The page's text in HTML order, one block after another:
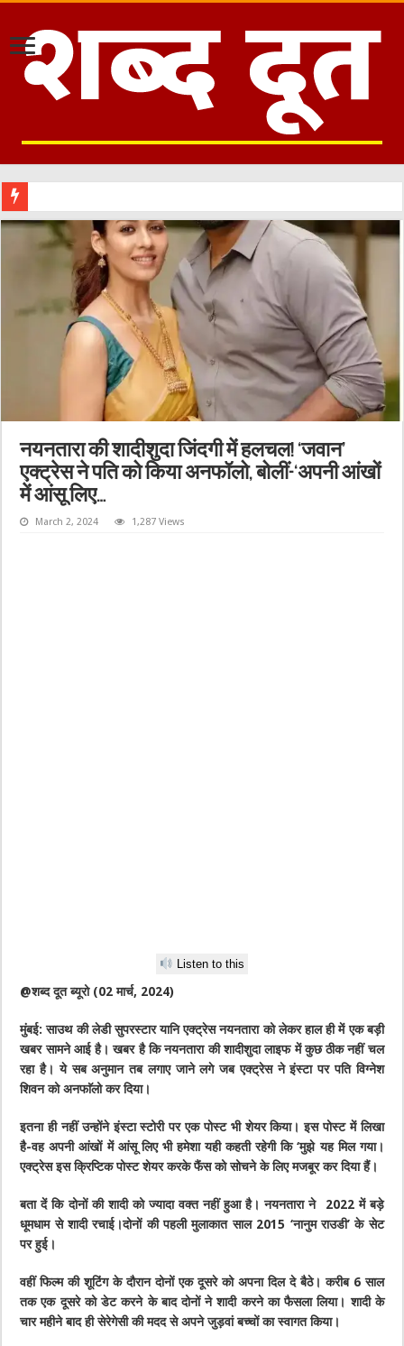
नयनतारा की शादीशुदा जिंदगी में हलचल! ‘जवान’
एक्ट्रेस ने पति को किया अनफॉलो, बोलीं-‘अपनी आंखों
में आंसू लिए…
March 2, 2024 1,287 Views
Listen to this
@शब्द दूत ब्यूरो (02 मार्च, 2024)
मुंबई: साउथ की लेडी सुपरस्टार यानि एक्ट्रेस नयनतारा को लेकर हाल ही में एक बड़ी
खबर सामने आई है। खबर है कि नयनतारा की शादीशुदा लाइफ में कुछ ठीक नहीं चल
रहा है। ये सब अनुमान तब लगाए जाने लगे जब एक्ट्रेस ने इंस्टा पर पति विग्नेश
शिवन को अनफाॅलो कर दिया।
इतना ही नहीं उन्होंने इंस्टा स्टोरी पर एक पोस्ट भी शेयर किया। इस पोस्ट में लिखा
है-वह अपनी आंखों में आंसू लिए भी हमेशा यही कहती रहेगी कि ‘मुझे यह मिल गया।
एक्ट्रेस इस क्रिप्टिक पोस्ट शेयर करके फैंस को सोचने के लिए मजबूर कर दिया हैं।
बता दें कि दोनों की शादी को ज्यादा वक्त नहीं हुआ है। नयनतारा ने 2022 में बड़े
धूमधाम से शादी रचाई।दोनों की पहली मुलाकात साल 2015 ‘नानुम राउडी’ के सेट
पर हुई।
वहीं फिल्म की शूटिंग के दौरान दोनों एक दूसरे को अपना दिल दे बैठे। करीब 6 साल
तक एक दूसरे को डेट करने के बाद दोनों ने शादी करने का फैसला लिया। शादी के
चार महीने बाद ही सेरेगेसी की मदद से अपने जुड़वां बच्चों का स्वागत किया।